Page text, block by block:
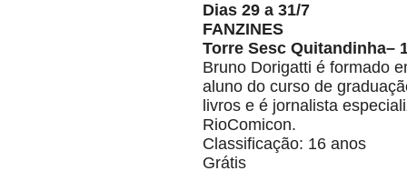
Dias 29 a 31/7
FANZINES
Torre Sesc Quitandinha–
Bruno Dorigatti é formado
aluno do curso de
livros e é jornalista
RioComicon.
Classificação: 16 anos
Grátis